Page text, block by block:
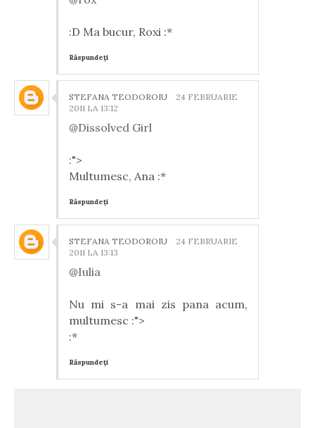
:D Ma bucur, Roxi :*
Răspundeți
STEFANA TEODOROIU
24 FEBRUARIE
2011 LA 13:12
@Dissolved Girl
:">
Multumesc, Ana :*
Răspundeți
STEFANA TEODOROIU
24 FEBRUARIE
2011 LA 13:13
@Iulia
Nu mi s-a mai zis pana acum,
multumesc :">
:*
Răspundeți